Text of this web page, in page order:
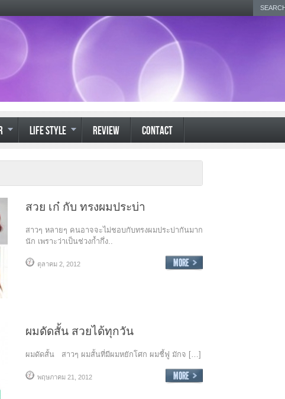
LIFE STYLE REVIEW CONTACT
สวย เก๋ กับ ทรงผมประบ่า
สาวๆ หลายๆ คนอาจจะไม่ชอบกับทรงผมประบ่ากันมาก
นัก เพราะว่าเป็นช่วงก้ำกึ่ง..
ตุลาคม 2, 2012
ผมดัดสั้น สวยได้ทุกวัน
ผมดัดสั้น สาวๆ ผมสั้นที่มีผมหยักโศก ผมชี้ฟู มักจ […]
พฤษภาคม 21, 2012